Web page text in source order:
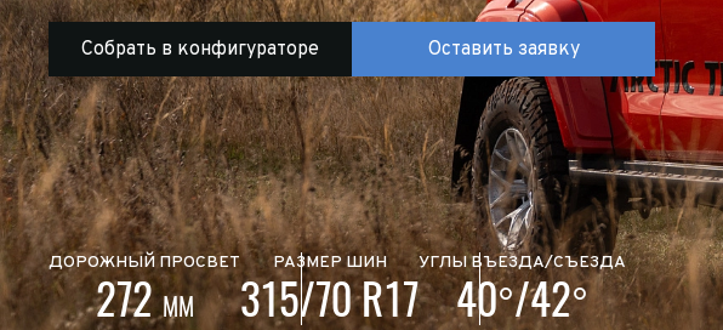
I покол., I рест. (2013-2017)
I покол., II рест. (2017-2020)
I покол., III рест. (2020-2024)
HILUX AT35 АТ38
АТ42/44
VIII поколение (2015-2020)
VIII покол., I рест. (2020-2024)
VIII покол., II рест. (2024-по
н.в.)
FORTUNER AT35
II поколение (2015-2020)
II покол., I рест. (2020-по н.в.)
GREAT WALL
ПРИЦЕП
LAND ROVER
JEEP
HAVAL
ИП
Собрать в конфигураторе Оставить заявку
ДОРОЖНЫЙ ПРОСВЕТ
272ММ
РАЗМЕР ШИН
315/70 R17
УГЛЫ ВЪЕЗДА/СЪЕЗДА
40°/42°